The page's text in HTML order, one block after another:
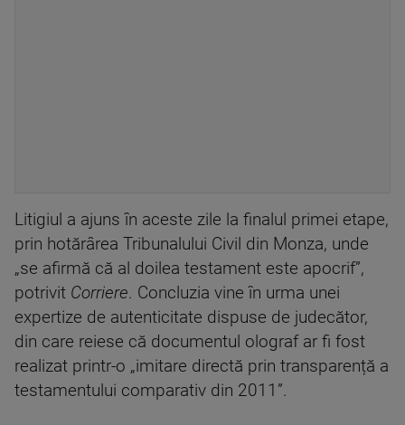
Litigiul a ajuns în aceste zile la finalul primei etape,
prin hotărârea Tribunalului Civil din Monza, unde
„se afirmă că al doilea testament este apocrif”,
potrivit Corriere. Concluzia vine în urma unei
expertize de autenticitate dispuse de judecător,
din care reiese că documentul olograf ar fi fost
realizat printr-o „imitare directă prin transparență a
testamentului comparativ din 2011”.